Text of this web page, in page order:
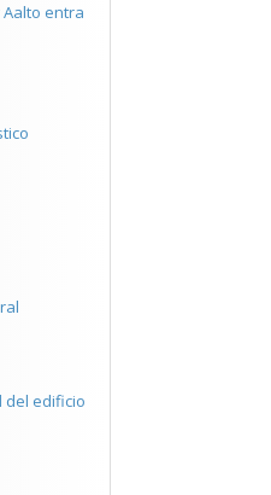
entra
del edificio